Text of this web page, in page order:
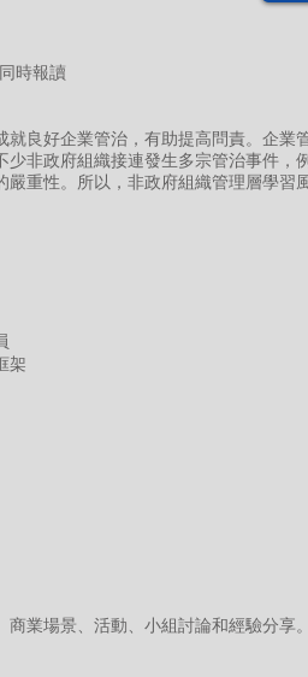
時報讀
良好企業管治，有助提高問責。企業
非政府組織接連發生多宗管治事件，
重性。所以，非政府組織管理層學習
架
業場景、活動、小組討論和經驗分享。